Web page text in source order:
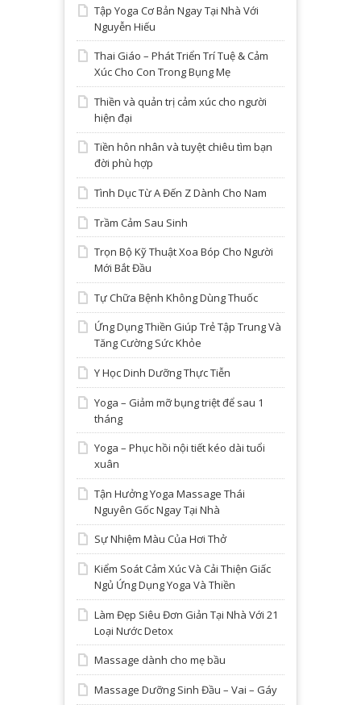
Tập Yoga Cơ Bản Ngay Tại Nhà Với
Nguyễn Hiếu
Thai Giáo – Phát Triển Trí Tuệ & Cảm
Xúc Cho Con Trong Bụng Mẹ
Thiền và quản trị cảm xúc cho người
hiện đại
Tiền hôn nhân và tuyệt chiêu tìm bạn
đời phù hợp
Tình Dục Từ A Đến Z Dành Cho Nam
Trầm Cảm Sau Sinh
Trọn Bộ Kỹ Thuật Xoa Bóp Cho Người
Mới Bắt Đầu
Tự Chữa Bệnh Không Dùng Thuốc
Ứng Dụng Thiền Giúp Trẻ Tập Trung Và
Tăng Cường Sức Khỏe
Y Học Dinh Dưỡng Thực Tiễn
Yoga – Giảm mỡ bụng triệt để sau 1
tháng
Yoga – Phục hồi nội tiết kéo dài tuổi
xuân
Tận Hưởng Yoga Massage Thái
Nguyên Gốc Ngay Tại Nhà
Sự Nhiệm Màu Của Hơi Thở
Kiểm Soát Cảm Xúc Và Cải Thiện Giấc
Ngủ Ứng Dụng Yoga Và Thiền
Làm Đẹp Siêu Đơn Giản Tại Nhà Với 21
Loại Nước Detox
Massage dành cho mẹ bầu
Massage Dưỡng Sinh Đầu – Vai – Gáy